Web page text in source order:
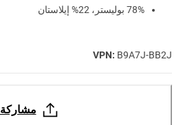
78% بوليستر، 22% إيلاستان
VPN: B9A7J-BB2J
مشاركة